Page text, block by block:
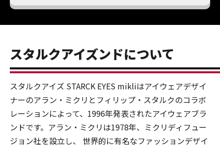
スタルクアイズンドについて
スタルクアイズ STARCK EYES mikliはアイウェアデザイ
ナーのアラン・ミクリとフィリップ・スタルクのコラボ
レーションによって、1996年発表されたアイウェアブラ
ンドです。アラン・ミクリは1978年、ミクリディフュー
ジョン社を設立し、 世界的に有名なファッションデザイ